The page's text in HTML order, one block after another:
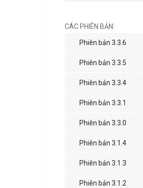
CÁC PHIÊN BẢN:
Phiên bản 3.3.6
Phiên bản 3.3.5
Phiên bản 3.3.4
Phiên bản 3.3.1
Phiên bản 3.3.0
Phiên bản 3.1.4
Phiên bản 3.1.3
Phiên bản 3.1.2